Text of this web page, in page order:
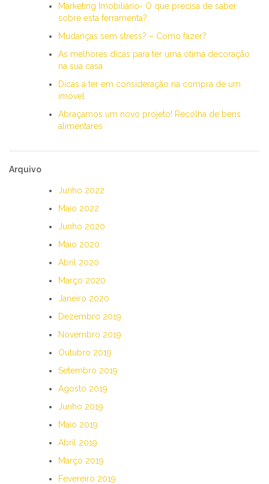
Marketing Imobiliário- O que precisa de saber
sobre esta ferramenta?
Mudanças sem stress? – Como fazer?
As melhores dicas para ter uma ótima decoração
na sua casa
Dicas a ter em consideração na compra de um
imóvel
Abraçamos um novo projeto! Recolha de bens
alimentares
Arquivo
Junho 2022
Maio 2022
Junho 2020
Maio 2020
Abril 2020
Março 2020
Janeiro 2020
Dezembro 2019
Novembro 2019
Outubro 2019
Setembro 2019
Agosto 2019
Junho 2019
Maio 2019
Abril 2019
Março 2019
Fevereiro 2019